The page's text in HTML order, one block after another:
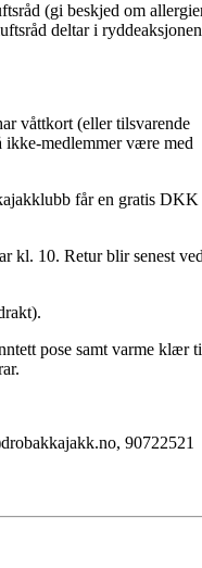
(gi beskjed om
deltar i ryddeaksjonen
våttkort (eller tilsvarende
ikke-medlemmer være med
får en gratis DKK
kl. 10. Retur blir senest
pose samt varme klær
90722521